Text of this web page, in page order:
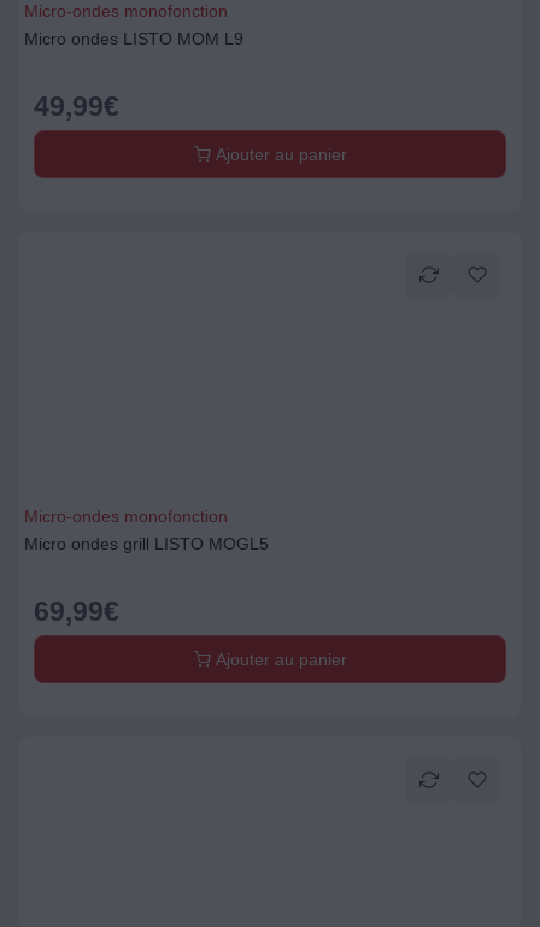
Micro-ondes monofonction
Micro ondes LISTO MOM L9
49,99€
Ajouter au panier
Micro-ondes monofonction
Micro ondes grill LISTO MOGL5
69,99€
Ajouter au panier